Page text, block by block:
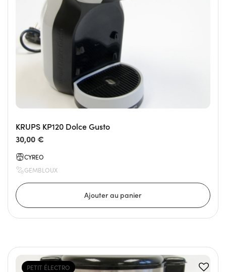
KRUPS KP120 Dolce Gusto
30,00 €
CYREO
GEMBLOUX
PETIT ÉLECTRO